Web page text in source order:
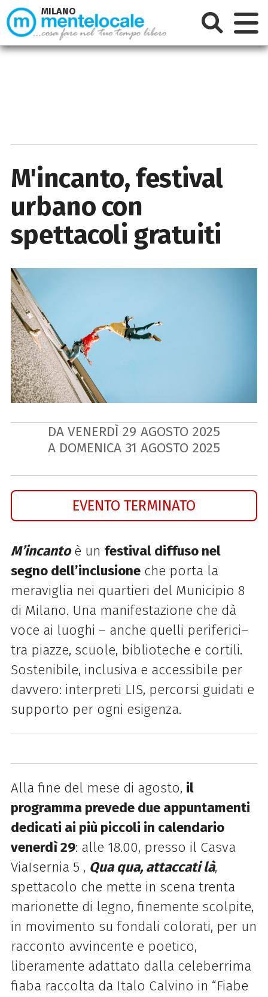
M'incanto, festival
urbano con
spettacoli gratuiti
DA VENERDÌ 29 AGOSTO 2025
A DOMENICA 31 AGOSTO 2025
EVENTO TERMINATO
M’incantoè un festival diffuso nel
segno dell’inclusioneche porta la
meraviglia nei quartieri del Municipio 8
di Milano. Una manifestazione che dà
voce ai luoghi – anche quelli periferici–
tra piazze, scuole, biblioteche e cortili.
Sostenibile, inclusiva e accessibile per
davvero: interpreti LIS, percorsi guidati e
supporto per ogni esigenza.
Alla fine del mese di agosto, il
programma prevede due appuntamenti
dedicati ai più piccoli in calendario
venerdì 29: alle 18.00, presso il Casva
ViaIsernia 5 , Qua qua, attaccati là,
spettacolo che mette in scena trenta
marionette di legno, finemente scolpite,
in movimento su fondali colorati, per un
racconto avvincente e poetico,
liberamente adattato dalla celeberrima
fiaba raccolta da Italo Calvino in “Fiabe
MILANO